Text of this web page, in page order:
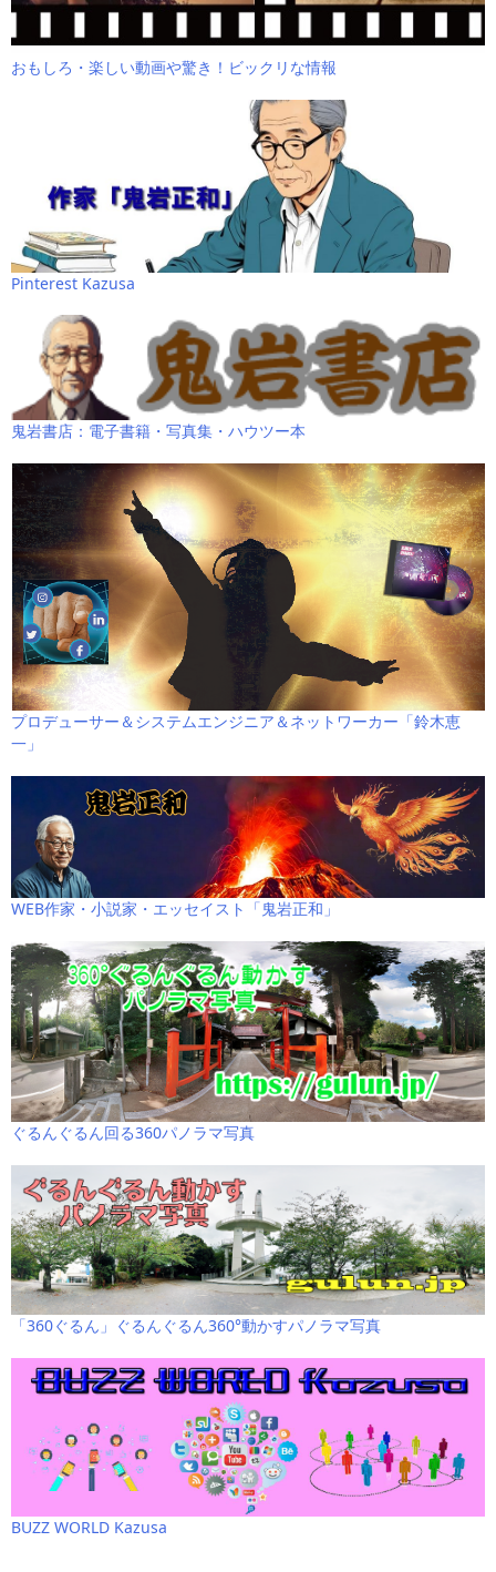
おもしろ・楽しい動画や驚き！ビックリな情報
Pinterest Kazusa
鬼岩書店：電子書籍・写真集・ハウツー本
プロデューサー＆システムエンジニア＆ネットワーカー「鈴木恵
一」
WEB作家・小説家・エッセイスト「鬼岩正和」
ぐるんぐるん回る360パノラマ写真
「360ぐるん」ぐるんぐるん360°動かすパノラマ写真
BUZZ WORLD Kazusa